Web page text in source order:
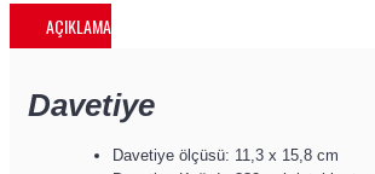
AÇIKLAMA
Davetiye
Davetiye ölçüsü: 11,3 x 15,8 cm